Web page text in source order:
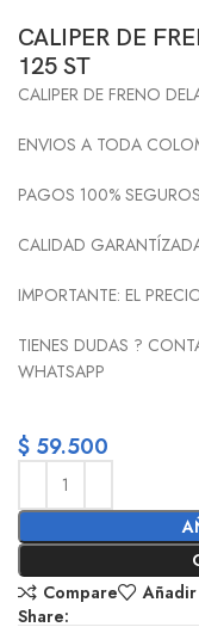
CALIPER DE
125 ST
CALIPER DE FRENO
ENVIOS A TODA
PAGOS 100% SEGUROS
CALIDAD
IMPORTANTE: EL
TIENES DUDAS ?
WHATSAPP
$ 59.500
Compare
Share: